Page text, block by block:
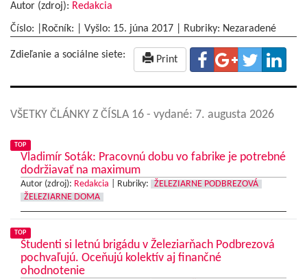
Autor (zdroj): Redakcia
Číslo: |Ročník: | Vyšlo: 15. júna 2017 Rubriky: Nezaradené
Zdieľanie a sociálne siete: Print
VŠETKY ČLÁNKY Z ČÍSLA 16 - vydané: 7. augusta 2026
TOP
Vladimír Soták: Pracovnú dobu vo fabrike je potrebné
dodržiavať na maximum
Autor (zdroj): Redakcia Rubriky:
ŽELEZIARNE PODBREZOVÁ
ŽELEZIARNE DOMA
TOP
Študenti si letnú brigádu v Železiarňach Podbrezová
pochvaľujú. Oceňujú kolektív aj finančné
ohodnotenie